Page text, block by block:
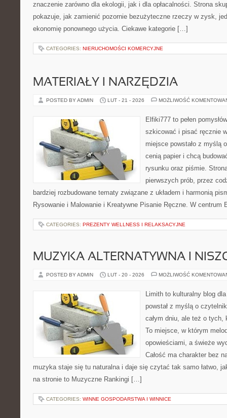
znaczenie zarówno dla ekologii, jak i dla opłacalności. Strona
pokazuje, jak zamienić pozornie bezużyteczne rzeczy w zysk,
ekonomię ponownego użycia. Ciekawe kategorie […]
CATEGORIES: NIERUCHOMOŚCI KOMERCYJNE
MATERIAŁY I NARZĘDZIA
POSTED BY ADMIN LUT - 21 - 2026 MOŻLIWOŚĆ
Elfiki777 to pełen
szkicować i pisać ręcznie
miejsce powstało z myślą
cenią papier i chcą
rysunku oraz piśmie.
pierwszych prób, przez
bardziej rozbudowane tematy związane z układem i harmonią
Rysowanie i Malowanie i Kreatywne Pisanie Ręczne. W
CATEGORIES: PREZENTY WELLNESS I RELAKSACYJNE
MUZYKA ALTERNATYWNA I
POSTED BY ADMIN LUT - 20 - 2026 MOŻLIWOŚĆ
Limith to kulturalny blog
powstał z myślą o
całym dniu, ale też o
To miejsce, w którym
opowieściami, a świeże
Całość ma charakter bez
muzyka staje się tu naturalna i daje się czytać tak samo łatwo,
na stronie to Muzyczne Rankingi […]
CATEGORIES: WINNE GOSPODARSTWA I WINNICE